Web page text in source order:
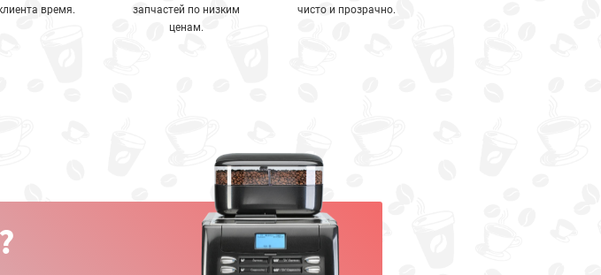
время.
запчастей по низким
ценам.
чисто и прозрачно.